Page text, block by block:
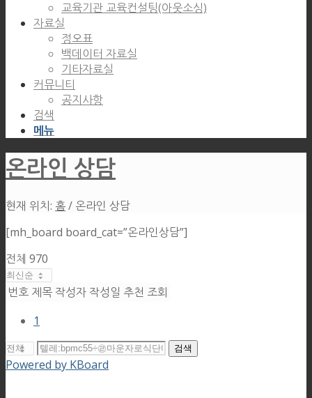
교육기관 교육컨설팅(아웃소싱)
자료실
정오표
백데이터 자료실
기타자료실
커뮤니티
공지사항
검색
메뉴
온라인 상담
현재 위치: 홈/ 온라인 상담
[mh_board board_cat=”온라인상담”]
전체 970
번호 제목 작성자 작성일 추천 조회
1
검색
Powered by KBoard